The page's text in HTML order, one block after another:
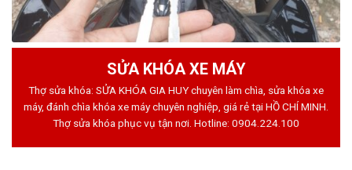
SỬA KHÓA XE MÁY
Thợ sửa khóa: SỬA KHÓA GIA HUY chuyên làm chìa, sửa khóa xe
máy, đánh chìa khóa xe máy chuyên nghiệp, giá rẻ tại HỒ CHÍ MINH.
Thợ sửa khóa phục vụ tận nơi. Hotline: 0904.224.100